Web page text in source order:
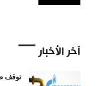
آخر الأخبار
توقف